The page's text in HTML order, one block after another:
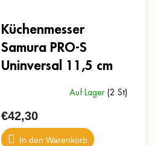
Küchenmesser
Samura PRO-S
Uninversal 11,5 cm
Auf Lager (2 St)
€42,30
In den Warenkorb